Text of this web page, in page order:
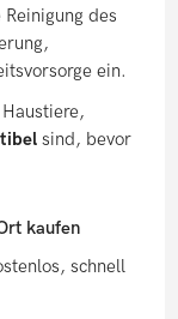
des
ein.
sind, bevor
kaufen
schnell